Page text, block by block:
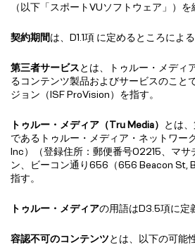
（以下「スポートVUソフトウェア」）を
契約期間は、D1.1項 に定めるところによ
第三者サービスとは、トゥルー・メディ
るコンテンツ製品およびサービスのこと
ジョン（ISF ProVision）を指す。
トゥルー・メディア（Tru Media）
とは
であるトゥルー・メディア・ネットワー
Inc）（登録住所：郵便番号02215、マサ
ン、ビーコン通り656（656 Beacon St,
指す。
トゥルー・メディアの用語はD3.5項に定
容認不可のコンテンツとは、以下の可能